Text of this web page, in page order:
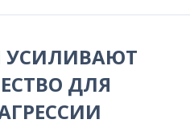
УСИЛИВАЮТ
ДЛЯ